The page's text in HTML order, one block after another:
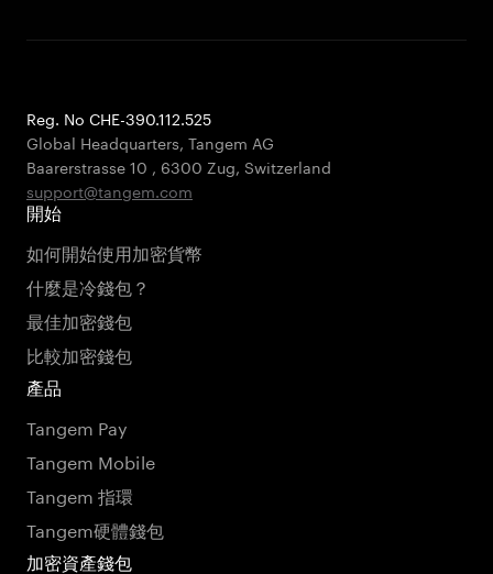
Reg. No CHE-390.112.525
Global Headquarters, Tangem AG
Baarerstrasse 10 , 6300 Zug, Switzerland
support@tangem.com
開始
如何開始使用加密貨幣
什麼是冷錢包？
最佳加密錢包
比較加密錢包
產品
Tangem Pay
Tangem Mobile
Tangem 指環
Tangem硬體錢包
加密資產錢包